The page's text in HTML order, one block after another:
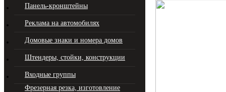
Панель-кронштейны
Реклама на автомобилях
Домовые знаки и номера домов
Штендеры, стойки, конструкции
Входные группы
Фрезерная резка, изготовление